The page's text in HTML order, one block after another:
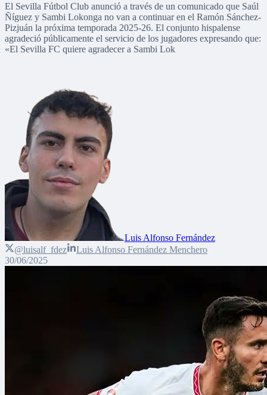
El Sevilla Fútbol Club anunció a través de un comunicado que Saúl
Ñíguez y Sambi Lokonga no van a continuar en el Ramón Sánchez-
Pizjuán la próxima temporada 2025-26. El conjunto hispalense
agradeció públicamente el servicio de los jugadores expresando que:
«El Sevilla FC quiere agradecer a Sambi Lok
Luis Alfonso Fernández
@luisalf_fdez
Luis Alfonso Fernández Menchero
30/06/2025